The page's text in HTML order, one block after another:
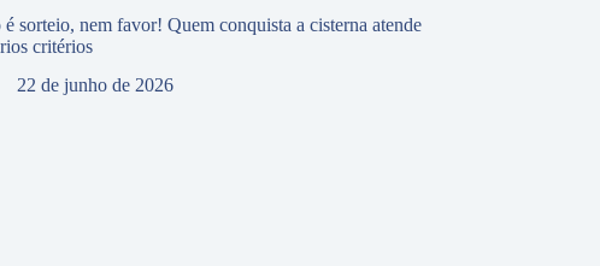
é sorteio, nem favor! Quem conquista a cisterna atende
critérios
22 de junho de 2026